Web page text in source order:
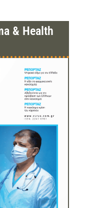
& Health